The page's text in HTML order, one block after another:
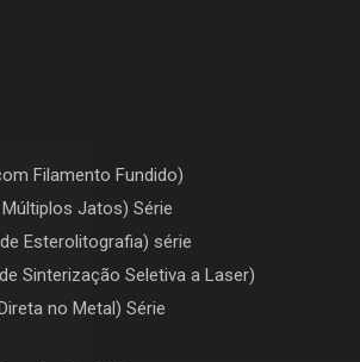
Filamento Fundido)
Jatos) Série
Esterolitografia) série
Sinterização Seletiva a Laser)
no Metal) Série